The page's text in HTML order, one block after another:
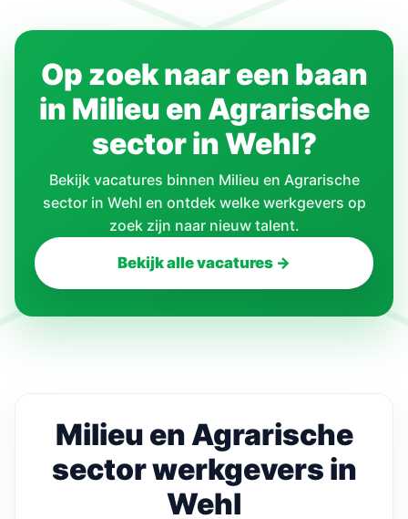
Op zoek naar een baan
in Milieu en Agrarische
sector in Wehl?
Bekijk vacatures binnen Milieu en Agrarische
sector in Wehl en ontdek welke werkgevers op
zoek zijn naar nieuw talent.
Bekijk alle vacatures →
Milieu en Agrarische
sector werkgevers in
Wehl